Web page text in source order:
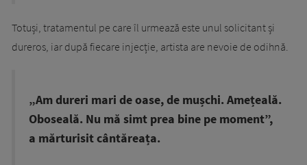
Totuși, tratamentul pe care îl urmează este unul solicitant și
dureros, iar după fiecare injecție, artista are nevoie de odihnă.
„Am dureri mari de oase, de mușchi. Amețeală.
Oboseală. Nu mă simt prea bine pe moment”,
a mărturisit cântăreața.